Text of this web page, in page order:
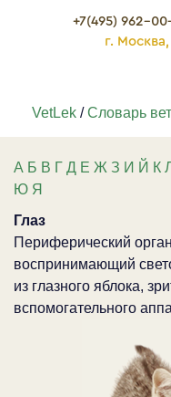
+7(495) 962-
г.
VetLek/Словарь
А Б В Г Д Е Ж З И Й К Л
Ю Я
Глаз
Периферический
воспринимающий
из глазного яблока,
вспомогательного